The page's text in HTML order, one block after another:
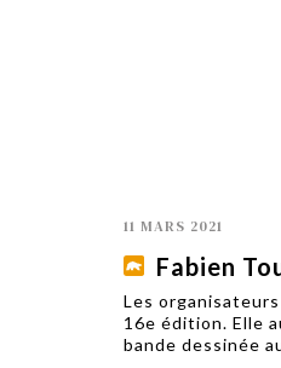
11 MARS 2021
Fabien
Les
16e édition. Elle
bande dessinée